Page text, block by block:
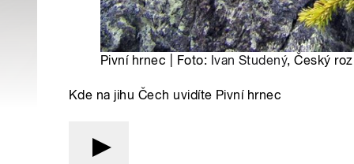
Pivní hrnec | Foto: Ivan Studený, Český
Kde na jihu Čech uvidíte Pivní hrnec